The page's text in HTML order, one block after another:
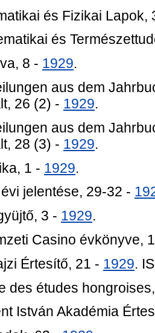
és Fizikai Lapok,
és
8 - 1929.
aus dem
26 (2) - 1929.
aus dem
28 (3) - 1929.
1 - 1929.
jelentése, 29-32 -
3 - 1929.
Casino évkönyve,
Értesítő, 21 - 1929.
des études
István Akadémia